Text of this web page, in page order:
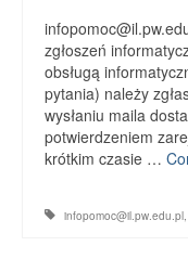
zgłoszeń
obsługą
pytania) należy
wysłaniu maila
potwierdzeniem
krótkim czasie …
infopomoc@il.pw.edu.pl,